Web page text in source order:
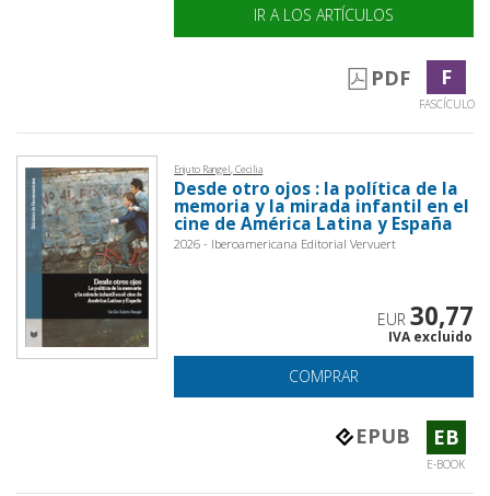
IR A LOS ARTÍCULOS
PDF F
FASCÍCULO
Enjuto Rangel, Cecilia
Desde otro ojos : la política de la
memoria y la mirada infantil en el
cine de América Latina y España
2026 - Iberoamericana Editorial Vervuert
EUR 30,77
IVA excluido
COMPRAR
EPUB EB
E-BOOK